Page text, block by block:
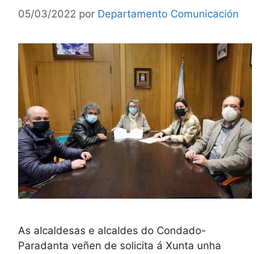
05/03/2022 por Departamento Comunicación
As alcaldesas e alcaldes do Condado-
Paradanta veñen de solicita á Xunta unha